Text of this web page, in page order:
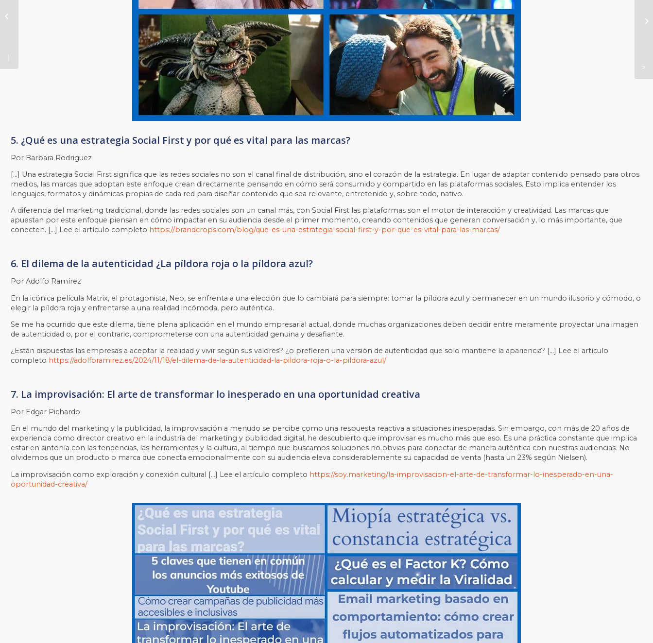
5. ¿Qué es una estrategia Social First y por qué es vital para las marcas?
Por Barbara Rodriguez
[…] Una estrategia Social First significa que las redes sociales no son el canal final de distribución, sino el corazón de la estrategia. En lugar de adaptar contenido pensado para otros
medios, las marcas que adoptan este enfoque crean directamente pensando en cómo será consumido y compartido en las plataformas sociales. Esto implica entender los
lenguajes, formatos y dinámicas propias de cada red para diseñar contenido que sea relevante, entretenido y, sobre todo, nativo.
A diferencia del marketing tradicional, donde las redes sociales son un canal más, con Social First las plataformas son el motor de interacción y creatividad. Las marcas que
apuestan por este enfoque piensan en cómo impactar en su audiencia desde el primer momento, creando contenidos que generen conversación y, lo más importante, que
conecten. […] Lee el artículo completo https://brandcrops.com/blog/que-es-una-estrategia-social-first-y-por-que-es-vital-para-las-marcas/
6. El dilema de la autenticidad ¿La píldora roja o la píldora azul?
Por Adolfo Ramírez
En la icónica película Matrix, el protagonista, Neo, se enfrenta a una elección que lo cambiará para siempre: tomar la píldora azul y permanecer en un mundo ilusorio y cómodo, o
elegir la píldora roja y enfrentarse a una realidad incómoda, pero auténtica.
Se me ha ocurrido que este dilema, tiene plena aplicación en el mundo empresarial actual, donde muchas organizaciones deben decidir entre meramente proyectar una imagen
de autenticidad o, por el contrario, comprometerse con una autenticidad genuina y desafiante.
¿Están dispuestas las empresas a aceptar la realidad y vivir según sus valores? ¿o prefieren una versión de autenticidad que solo mantiene la apariencia? […] Lee el artículo
completo https://adolforamirez.es/2024/11/18/el-dilema-de-la-autenticidad-la-pildora-roja-o-la-pildora-azul/
7. La improvisación: El arte de transformar lo inesperado en una oportunidad creativa
Por Edgar Pichardo
En el mundo del marketing y la publicidad, la improvisación a menudo se percibe como una respuesta reactiva a situaciones inesperadas. Sin embargo, con más de 20 años de
experiencia como director creativo en la industria del marketing y publicidad digital, he descubierto que improvisar es mucho más que eso. Es una práctica constante que implica
estar en sintonía con las tendencias, las herramientas y la cultura, al tiempo que buscamos soluciones no obvias para conectar de manera auténtica con nuestras audiencias. No
olvidemos que un producto o marca que conecta emocionalmente con su audiencia eleva considerablemente su capacidad de venta (hasta un 23% según Nielsen).
La improvisación como exploración y conexión cultural […] Lee el artículo completo https://soy.marketing/la-improvisacion-el-arte-de-transformar-lo-inesperado-en-una-
oportunidad-creativa/